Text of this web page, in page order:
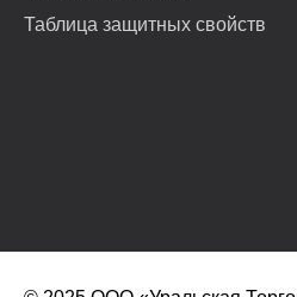
Таблица защитных свойств